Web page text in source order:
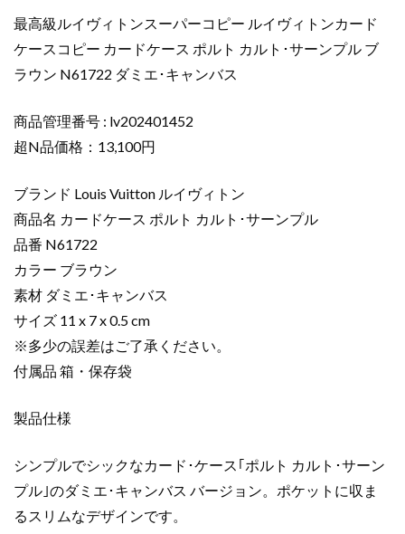
ヴ
ィ
ト
カ
ー
ケ
ス
コ
ピ
ー
カ
ー
ケ
ス
ル
ト
カ
最高級ルイヴィトンスーパーコピー ルイヴィトンカード
ケースコピー カードケース ポルト カルト･サーンプル ブ
ラウン N61722 ダミエ･キャンバス
商品管理番号 : lv202401452
超N品価格：13,100円
ブランド Louis Vuitton ルイヴィトン
商品名 カードケース ポルト カルト･サーンプル
品番 N61722
カラー ブラウン
素材 ダミエ･キャンバス
サイズ 11 x 7 x 0.5 cm
※多少の誤差はご了承ください。
付属品 箱・保存袋
製品仕様
シンプルでシックなカード･ケース｢ポルト カルト･サーン
プル｣のダミエ･キャンバス バージョン。ポケットに収ま
るスリムなデザインです。